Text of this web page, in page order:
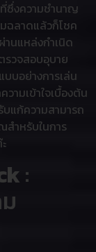
ที่ซึ่งความชำนาญ
ฉลาดแล้วก็โชค
านแหล่งกำเนิด
รวจสอบอุบาย
บอย่างการเล่น
ามเข้าใจเบื้องต้น
แก้ความสามารถ
ำหรับในการ
: